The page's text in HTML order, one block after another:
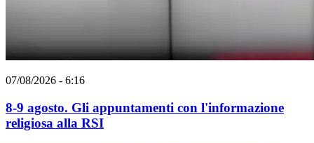
07/08/2026 - 6:16
8-9 agosto. Gli appuntamenti con l'informazione
religiosa alla RSI